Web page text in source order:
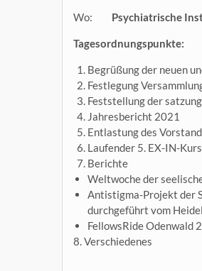
Wo: Psychiatrische
Tagesordnungspunkte:
Begrüßung der neuen
Festlegung
Feststellung der
Jahresbericht 2021
Entlastung des
Laufender 5. EX-IN-Kurs
Berichte
Weltwoche der
Antistigma-Projekt der
durchgeführt vom
FellowsRide Odenwald
8. Verschiedenes